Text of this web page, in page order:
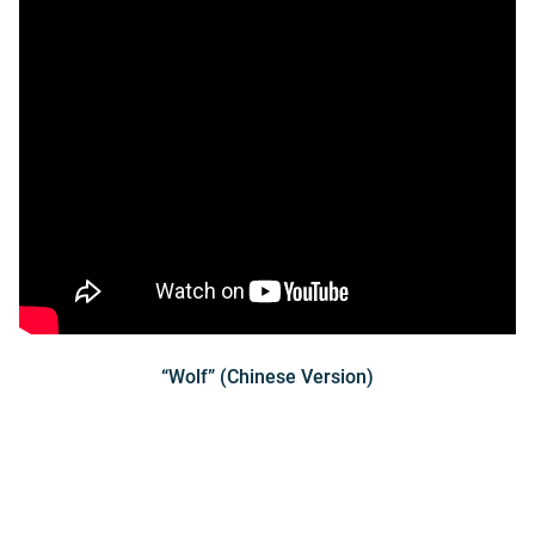
“Wolf” (Chinese Version)